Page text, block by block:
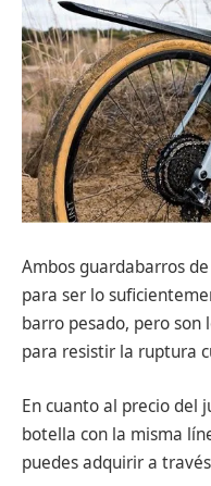
Ambos guardabarros
para ser lo
barro pesado, pero
para resistir la ruptura
En cuanto al precio del
botella con la misma
puedes adquirir a